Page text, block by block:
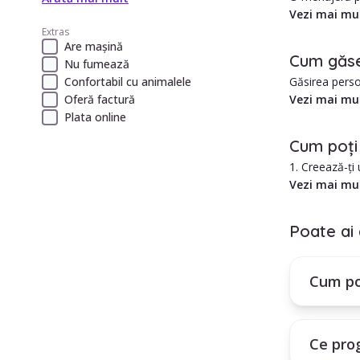
Extras
Are mașină
Nu fumează
Confortabil cu animalele
Oferă factură
Plata online
moderne în
PeHelperz,
1. Costul
2. îngrijire
Vezi mai
Cum
Găsirea
în Cluj
3. Cum ar
4. Se poate
5. Care este
7. Care este
8.
10.
Vezi mai
Cum
1. Creează-ți
2.
Plătești un
Vezi mai
Poate ai
Cum
Ce